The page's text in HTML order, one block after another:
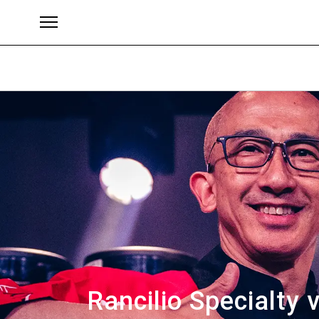
Rancilio Specialty
Brands